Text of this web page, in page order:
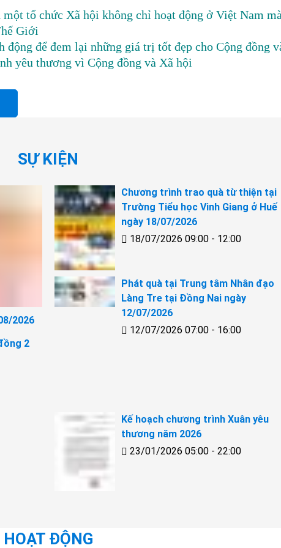
một tổ chức Xã hội không chỉ hoạt động ở Việt Nam
Giới
động để đem lại những giá trị tốt đẹp cho Cộng đồng
yêu thương vì Cộng đồng và Xã hội
SỰ KIỆN
2026
Chương trình trao quà từ thiện tại
Trường Tiểu học Vinh Giang ở Huế
ngày 18/07/2026
18/07/2026 09:00 - 12:00
Phát quà tại Trung tâm Nhân đạo
Làng Tre tại Đồng Nai ngày
12/07/2026
12/07/2026 07:00 - 16:00
2
Kế hoạch chương trình Xuân yêu
thương năm 2026
23/01/2026 05:00 - 22:00
HOẠT ĐỘNG